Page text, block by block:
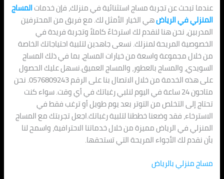
عندما تبحث عن تجربة مساج استثنائية في منزلك، فإن خدماتالمساج
المنزلي في الرياضهي الخيار الأمثل لك. مع فريق من المحترفين
المدربين، نحن هنا لنقدم لك استرخاءً كاملاً وتجربة فريدة في
الخصوصية المريحة لمنزلك. نسعى جاهدين لتلبية احتياجاتك الخاصة
من خلال مجموعة واسعة من خيارات المساج، بما في ذلك المساج
السويدي، والمساج بالعطور، والمساج العميق.نسهل عليك الحصول
على هذه الخدمة من خلال الاتصال بنا على الرقم 0576809243. نحن
متاحون 24 ساعة في اليوم لنلبي رغباتك في أي وقت. سواء كنت
تحتاج إلى التخلص من التوتر بعد يوم طويل أو ترغب فقط في
الاسترخاء، فقد وضعنا خططنا لتلبية رغباتك.اجعل تجربتك مع المساج
المنزلي في الرياض مميزة من خلال خدماتنا الاحترافية، واسمح لنا
بأن نقدم لك الأجواء المريحة التي تستحقها.
مساج منزلي بالرياض